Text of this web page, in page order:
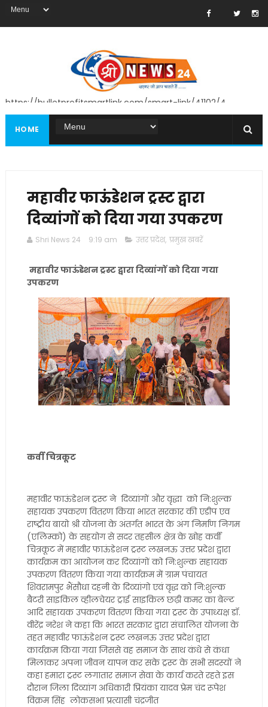
https://bulletprofitsmartlink.com/smart-link/41102/4
HOME
महावीर फाऊंडेशन ट्रस्ट द्वारा
दिव्यांगों को दिया गया उपकरण
Shri News 24 9:19 am उत्तर प्रदेश, प्रमुख खबरें
महावीर फाऊंडेशन ट्रस्ट द्वारा दिव्यांगों को दिया गया
उपकरण
कर्वी चित्रकूट
महावीर फाऊंडेशन ट्रस्ट ने दिव्यांगों और वृद्धा को नि:शुल्क
सहायक उपकरण वितरण किया भारत सरकार की एडीप एव
राष्ट्रीय बायो श्री योजना के अंतर्गत भारत के अंग निर्माण निगम
(एलिम्को) के सहयोग से सदर तहसील क्षेत्र के खोह कर्वी
चित्रकूट में महावीर फाऊंडेशन ट्रस्ट लखनऊ उत्तर प्रदेश द्वारा
कार्यक्रम का आयोजन कर दिव्यांगों को नि:शुल्क सहायक
उपकरण वितरण किया गया कार्यक्रम में ग्राम पंचायत
शिवरामपुर भैंसौधा दहनी के दिव्यांगो एवं वृद्ध को नि:शुल्क
बैटरी साइकिल व्हीलचेयर ट्राई साइकिल छढ़ी कमर का बेल्ट
आदि सहायक उपकरण वितरण किया गया ट्रस्ट के उपाध्यक्ष डॉ.
वीरेंद्र नरेश ने कहा कि भारत सरकार द्वारा संचालित योजना के
तहत महावीर फाऊंडेशन ट्रस्ट लखनऊ उत्तर प्रदेश द्वारा
कार्यक्रम किया गया जिससे वह समाज के साथ कंधे से कंधा
मिलाकर अपना जीवन यापन कर सके ट्रस्ट के सभी सदस्यों ने
कहा हमारा ट्रस्ट लगातार समाज सेवा के कार्य करते रहते इस
दौरान जिला दिव्यांग अधिकारी प्रियंका यादव प्रेम चंद रूपेश
विक्रम सिंह लोकसभा प्रत्यासी चंद्रजीत